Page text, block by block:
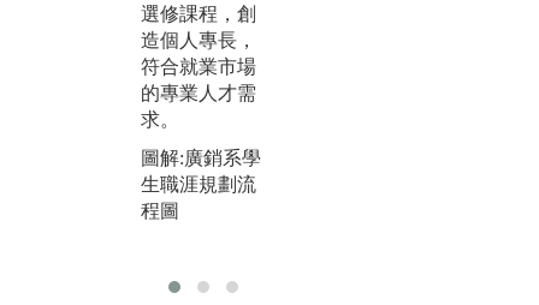
選修課程，創
造個人專長，
符合就業市場
的專業人才需
求。
圖解:廣銷系學
生職涯規劃流
程圖